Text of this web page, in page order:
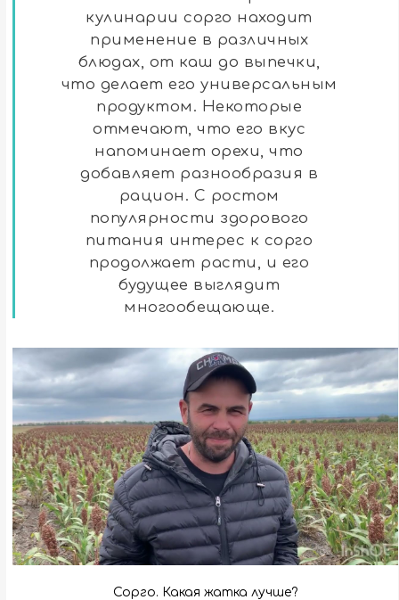
кулинарии сорго находит
применение в различных
блюдах, от каш до выпечки,
что делает его универсальным
продуктом. Некоторые
отмечают, что его вкус
напоминает орехи, что
добавляет разнообразия в
рацион. С ростом
популярности здорового
питания интерес к сорго
продолжает расти, и его
будущее выглядит
многообещающе.
Сорго. Какая жатка лучше?